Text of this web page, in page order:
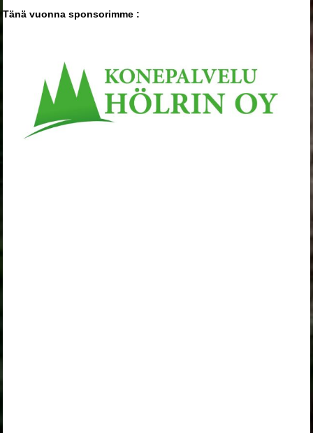
Tänä vuonna sponsorimme :